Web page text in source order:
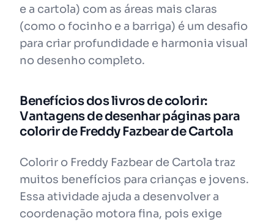
e a cartola) com as áreas mais claras
(como o focinho e a barriga) é um desafio
para criar profundidade e harmonia visual
no desenho completo.
Benefícios dos livros de colorir:
Vantagens de desenhar páginas para
colorir de Freddy Fazbear de Cartola
Colorir o Freddy Fazbear de Cartola traz
muitos benefícios para crianças e jovens.
Essa atividade ajuda a desenvolver a
coordenação motora fina, pois exige